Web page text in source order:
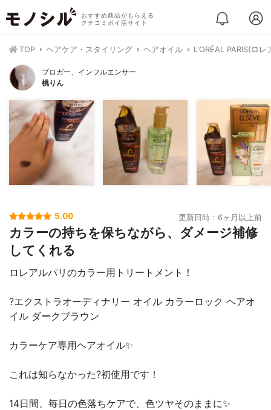
おすすめ商品がもらえる
クチコミポイ活サイト
TOP ヘアケア・スタイリング ヘアオイル L'ORÉAL PARIS(ロ
ブロガー、インフルエンサー
桃りん
5.00 更新日時：6ヶ月以上前
カラーの持ちを保ちながら、ダメージ補修
してくれる
ロレアルパリのカラー用トリートメント！
?エクストラオーディナリー オイル カラーロック ヘアオ
イル ダークブラウン
カラーケア専用ヘアオイル✨
これは知らなかった?初使用です！
14日間、毎日の色落ちケアで、色ツヤそのままに✨